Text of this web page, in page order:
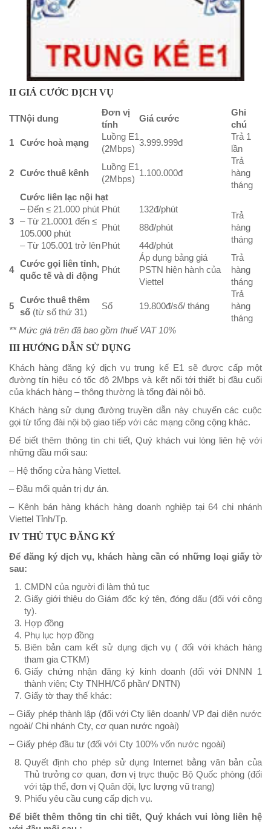
II GIÁ CƯỚC DỊCH VỤ
TTNội dung
Đơn vị
tính
Giá cước
Ghi
chú
1 Cước hoà mạng
Luồng E1
(2Mbps)
3.999.999đ
Trả 1
lần
2 Cước thuê kênh
Luồng E1
(2Mbps)
1.100.000đ
Trả
hàng
tháng
3
Cước liên lạc nội hạt
– Đến ≤ 21.000 phút Phút 132đ/phút
Trả
hàng
tháng
– Từ 21.0001 đến ≤
105.000 phút
Phút
88đ/phút
– Từ 105.001 trở lênPhút 44đ/phút
4
Cước gọi liên tỉnh,
quốc tế và di động
Phút
Áp dụng bảng giá
PSTN hiện hành của
Viettel
Trả
hàng
tháng
5
Cước thuê thêm
số (từ số thứ 31)
Số 19.800đ/số/ tháng
Trả
hàng
tháng
** Mức giá trên đã bao gồm thuế VAT 10%
III HƯỚNG DẪN SỬ DỤNG
Khách hàng đăng ký dịch vụ trung kế E1 sẽ được cấp một
đường tín hiệu có tốc độ 2Mbps và kết nối tới thiết bị đầu cuối
của khách hàng – thông thường là tổng đài nội bộ.
Khách hàng sử dụng đường truyền dẫn này chuyển các cuộc
gọi từ tổng đài nội bộ giao tiếp với các mạng công cộng khác.
Để biết thêm thông tin chi tiết, Quý khách vui lòng liên hệ với
những đầu mối sau:
– Hệ thống cửa hàng Viettel.
– Đầu mối quản trị dự án.
– Kênh bán hàng khách hàng doanh nghiệp tại 64 chi nhánh
Viettel Tỉnh/Tp.
IV THỦ TỤC ĐĂNG KÝ
Để đăng ký dịch vụ, khách hàng cần có những loại giấy tờ
sau:
CMDN của người đi làm thủ tục
Giấy giới thiệu do Giám đốc ký tên, đóng dấu (đối với công
ty).
Hợp đồng
Phụ lục hợp đồng
Biên bản cam kết sử dụng dịch vụ ( đối với khách hàng
tham gia CTKM)
Giấy chứng nhận đăng ký kinh doanh (đối với DNNN 1
thành viên; Cty TNHH/Cổ phần/ DNTN)
Giấy tờ thay thế khác:
– Giấy phép thành lập (đối với Cty liên doanh/ VP đại diện nước
ngoài/ Chi nhánh Cty, cơ quan nước ngoài)
– Giấy phép đầu tư (đối với Cty 100% vốn nước ngoài)
Quyết định cho phép sử dụng Internet bằng văn bản của
Thủ trưởng cơ quan, đơn vị trực thuộc Bộ Quốc phòng (đối
với tập thể, đơn vị Quân đội, lực lượng vũ trang)
Phiếu yêu cầu cung cấp dịch vụ.
Để biết thêm thông tin chi tiết, Quý khách vui lòng liên hệ